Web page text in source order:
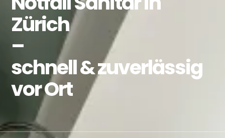
Startseite
Über uns
Zürich
–
schnell & zuverlässig
vor Ort